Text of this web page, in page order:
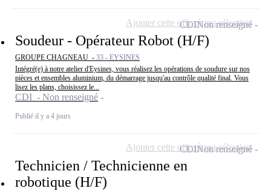
Soudeur - Opérateur Robot (H/F)
GROUPE CHAGNEAU - 33 - EYSINES
Intégré(e) à notre atelier d'Eysines, vous réalisez les opérations de soudure sur nos
pièces et ensembles aluminium, du démarrage jusqu'au contrôle qualité final. Vous
lisez les plans, choisissez le...
CDI - Non renseigné
Publié il y a 4 jours
CDINon renseigné
Ajouter cette offre à ma sélection
Technicien / Technicienne en
robotique (H/F)
CDINon renseigné
Ajouter cette offre à ma sélection